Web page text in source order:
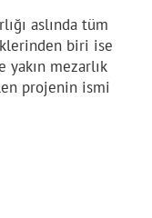
aslında tüm
biri ise
mezarlık
projenin ismi